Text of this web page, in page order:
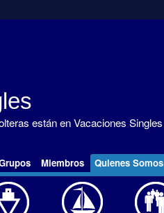
están en Vacaciones Singles
Miembros Quienes Somos